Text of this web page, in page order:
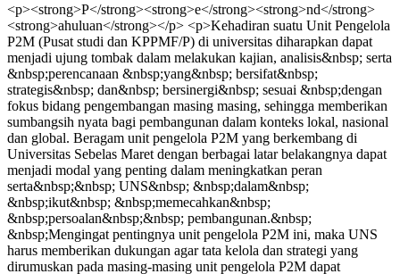
<p><strong>P</strong><strong>e</strong><strong>nd</strong>
<strong>ahuluan</strong></p> <p>Kehadiran suatu Unit Pengelola
P2M (Pusat studi dan KPPMF/P) di universitas diharapkan dapat
menjadi ujung tombak dalam melakukan kajian, analisis&nbsp; serta
&nbsp;perencanaan &nbsp;yang&nbsp; bersifat&nbsp;
strategis&nbsp; dan&nbsp; bersinergi&nbsp; sesuai &nbsp;dengan
fokus bidang pengembangan masing masing, sehingga memberikan
sumbangsih nyata bagi pembangunan dalam konteks lokal, nasional
dan global. Beragam unit pengelola P2M yang berkembang di
Universitas Sebelas Maret dengan berbagai latar belakangnya dapat
menjadi modal yang penting dalam meningkatkan peran
serta&nbsp;&nbsp; UNS&nbsp; &nbsp;dalam&nbsp;
&nbsp;ikut&nbsp; &nbsp;memecahkan&nbsp;
&nbsp;persoalan&nbsp;&nbsp; pembangunan.&nbsp;
&nbsp;Mengingat pentingnya unit pengelola P2M ini, maka UNS
harus memberikan dukungan agar tata kelola dan strategi yang
dirumuskan pada masing-masing unit pengelola P2M dapat